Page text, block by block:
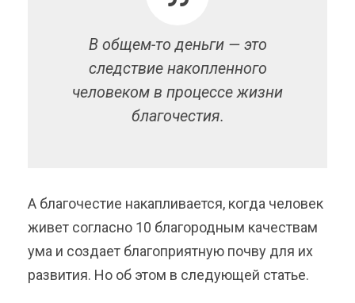
В общем-то деньги — это
следствие накопленного
человеком в процессе жизни
благочестия.
А благочестие накапливается, когда человек
живет согласно 10 благородным качествам
ума и создает благоприятную почву для их
развития. Но об этом в следующей статье.